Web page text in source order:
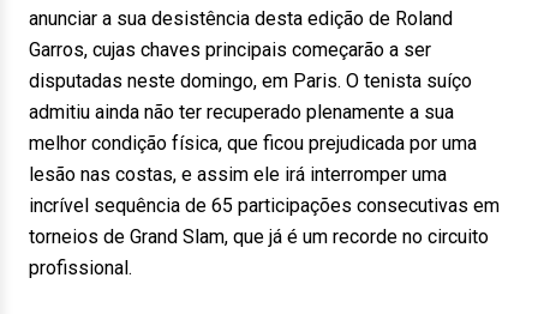
anunciar a sua desistência desta edição de Roland
Garros, cujas chaves principais começarão a ser
disputadas neste domingo, em Paris. O tenista suíço
admitiu ainda não ter recuperado plenamente a sua
melhor condição física, que ficou prejudicada por uma
lesão nas costas, e assim ele irá interromper uma
incrível sequência de 65 participações consecutivas em
torneios de Grand Slam, que já é um recorde no circuito
profissional.